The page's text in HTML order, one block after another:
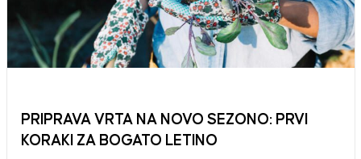
PRIPRAVA VRTA NA NOVO SEZONO: PRVI
KORAKI ZA BOGATO LETINO